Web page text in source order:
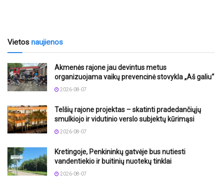
Vietos naujienos
Akmenės rajone jau devintus metus
organizuojama vaikų prevencinė stovykla „Aš galiu“
2026-08-07
Telšių rajone projektas – skatinti pradedančiųjų
smulkiojo ir vidutinio verslo subjektų kūrimąsi
2026-08-07
Kretingoje, Penkininkų gatvėje bus nutiesti
vandentiekio ir buitinių nuotekų tinklai
2026-08-07